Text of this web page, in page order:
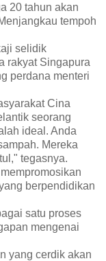
20 tahun akan
tempoh
selidik
rakyat Singapura
perdana menteri
Cina
seorang
ideal. Anda
Mereka
tegasnya.
berpendidikan
satu proses
mengenai
yang cerdik akan